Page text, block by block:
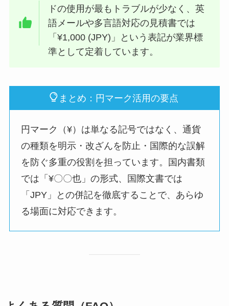
ドの使用が最もトラブルが少なく、英
語メールや多言語対応の見積書では
「¥1,000 (JPY)」という表記が業界標
準として定着しています。
まとめ：円マーク活用の要点
円マーク（¥）は単なる記号ではなく、通貨
の種類を明示・改ざんを防止・国際的な誤解
を防ぐ多重の役割を担っています。国内書類
では「¥〇〇也」の形式、国際文書では
「JPY」との併記を徹底することで、あらゆ
る場面に対応できます。